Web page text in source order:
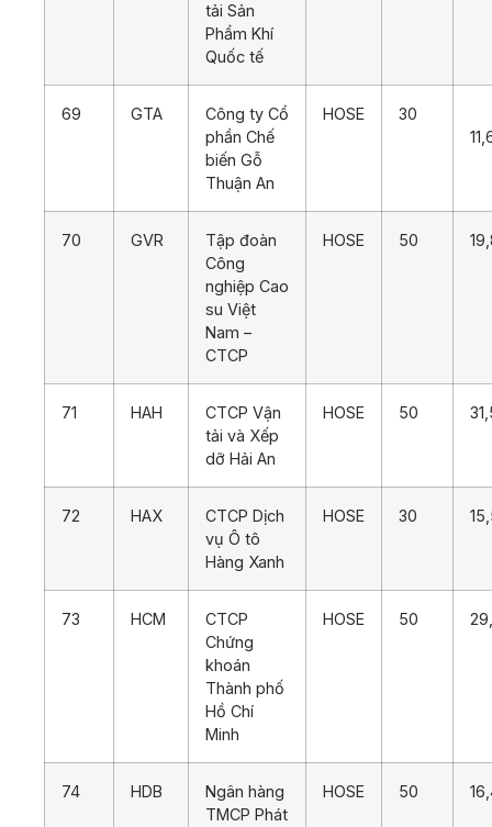
tải Sản
Phẩm Khí
Quốc tế
69 GTA
Công ty Cổ
phần Chế
biến Gỗ
Thuận An
HOSE
30
70 GVR
Tập đoàn
Công
nghiệp Cao
su Việt
Nam –
CTCP
HOSE 50
71 HAH
CTCP Vận
tải và Xếp
dỡ Hải An
HOSE 50
72 HAX
CTCP Dịch
vụ Ô tô
Hàng Xanh
HOSE 30
73 HCM
CTCP
Chứng
khoán
Thành phố
Hồ Chí
Minh
HOSE 50
74 HDB
Ngân hàng
TMCP Phát
HOSE 50